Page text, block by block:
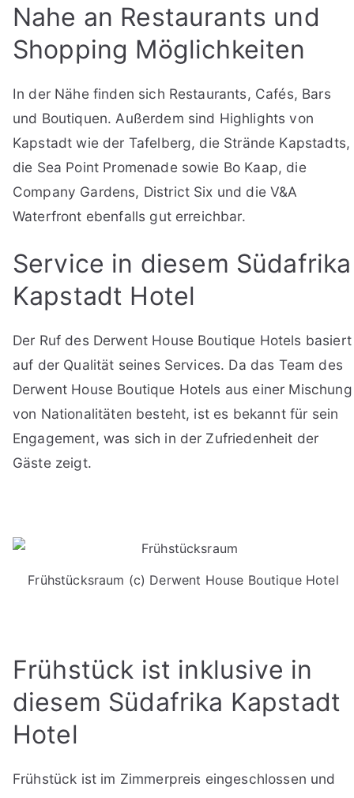
Nahe an Restaurants und
Shopping Möglichkeiten
In der Nähe finden sich Restaurants, Cafés, Bars
und Boutiquen. Außerdem sind Highlights von
Kapstadt wie der Tafelberg, die Strände Kapstadts,
die Sea Point Promenade sowie Bo Kaap, die
Company Gardens, District Six und die V&A
Waterfront ebenfalls gut erreichbar.
Service in diesem Südafrika
Kapstadt Hotel
Der Ruf des Derwent House Boutique Hotels basiert
auf der Qualität seines Services. Da das Team des
Derwent House Boutique Hotels aus einer Mischung
von Nationalitäten besteht, ist es bekannt für sein
Engagement, was sich in der Zufriedenheit der
Gäste zeigt.
Frühstücksraum (c) Derwent House Boutique Hotel
Frühstück ist inklusive in
diesem Südafrika Kapstadt
Hotel
Frühstück ist im Zimmerpreis eingeschlossen und